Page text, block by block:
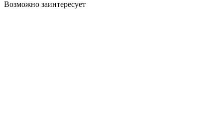
Возможно заинтересует